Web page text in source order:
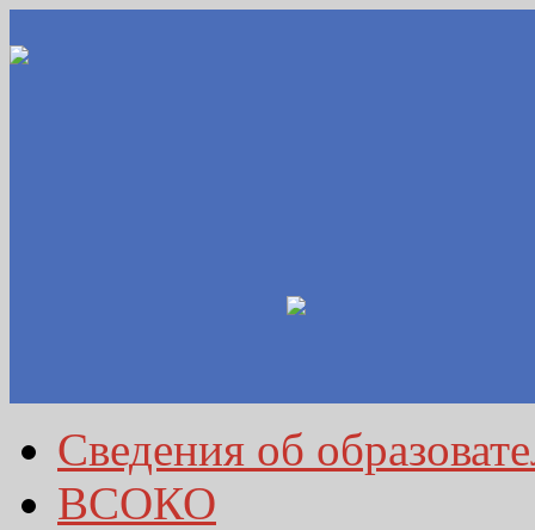
Сведения об
ВСОКО